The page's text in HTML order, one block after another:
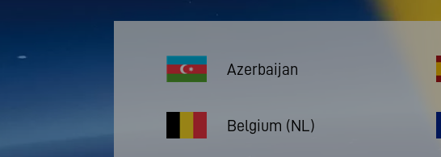
Azerbaijan
Belgium (NL)